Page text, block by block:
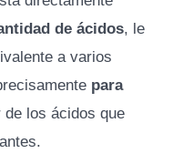
de ácidos, le
a varios
para
de los ácidos que